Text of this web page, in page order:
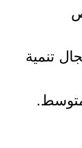
تنمية
متوسط.